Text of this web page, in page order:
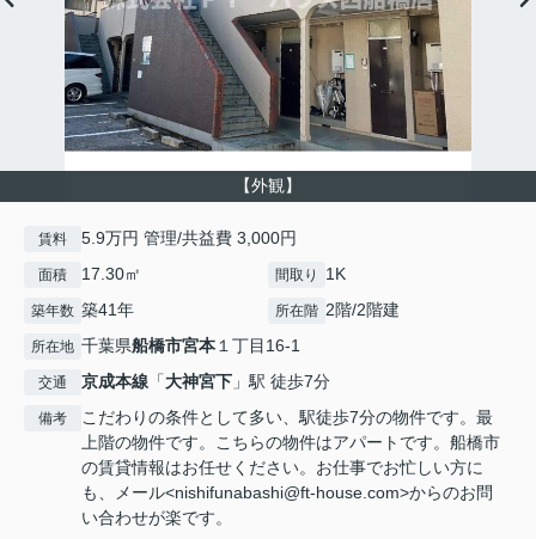
【外観】
賃料 5.9万円 管理/共益費 3,000円
面積 17.30㎡ 間取り 1K
築年数 築41年 所在階 2階/2階建
所在地 千葉県船橋市宮本１丁目16-1
交通 京成本線 「大神宮下 」駅 徒歩7分
備考
こだわりの条件として多い、駅徒歩7分の物件です。最
上階の物件です。こちらの物件はアパートです。船橋市
の賃貸情報はお任せください。お仕事でお忙しい方に
も、メール<nishifunabashi@ft-house.com>からのお問
い合わせが楽です。